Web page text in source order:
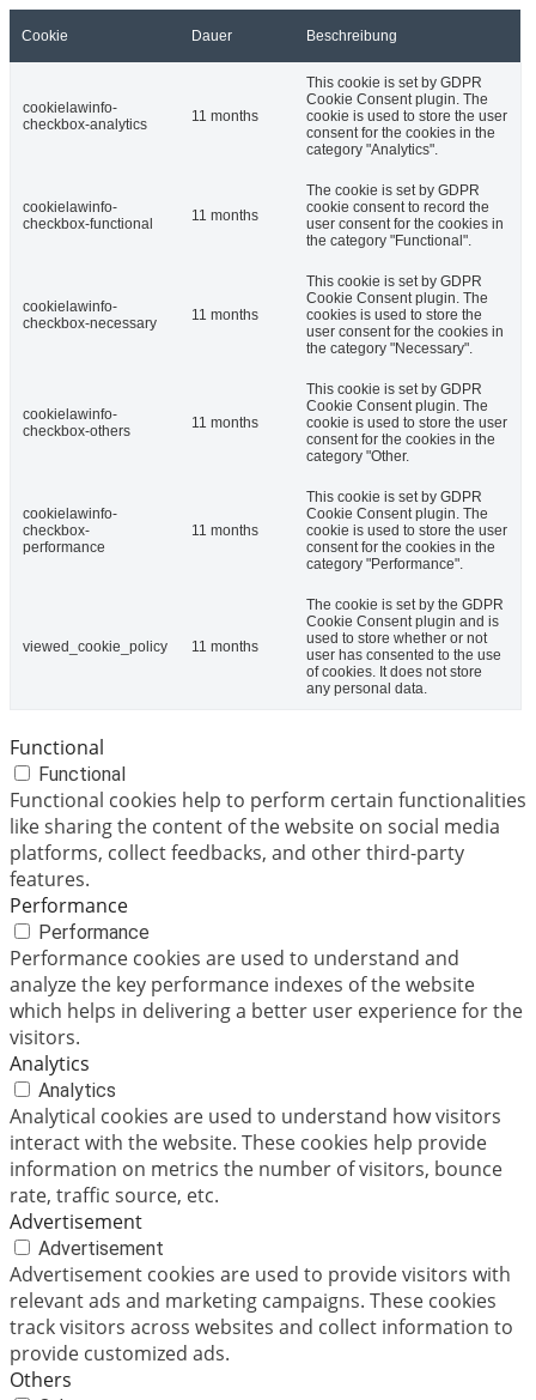
Cookie Dauer Beschreibung
cookielawinfo-
checkbox-analytics
11 months
This cookie is set by GDPR
Cookie Consent plugin. The
cookie is used to store the user
consent for the cookies in the
category "Analytics".
cookielawinfo-
checkbox-functional
11 months
The cookie is set by GDPR
cookie consent to record the
user consent for the cookies in
the category "Functional".
cookielawinfo-
checkbox-necessary
11 months
This cookie is set by GDPR
Cookie Consent plugin. The
cookies is used to store the
user consent for the cookies in
the category "Necessary".
cookielawinfo-
checkbox-others
11 months
This cookie is set by GDPR
Cookie Consent plugin. The
cookie is used to store the user
consent for the cookies in the
category "Other.
cookielawinfo-
checkbox-
performance
11 months
This cookie is set by GDPR
Cookie Consent plugin. The
cookie is used to store the user
consent for the cookies in the
category "Performance".
viewed_cookie_policy 11 months
The cookie is set by the GDPR
Cookie Consent plugin and is
used to store whether or not
user has consented to the use
of cookies. It does not store
any personal data.
Functional
Functional
Functional cookies help to perform certain functionalities
like sharing the content of the website on social media
platforms, collect feedbacks, and other third-party
features.
Performance
Performance
Performance cookies are used to understand and
analyze the key performance indexes of the website
which helps in delivering a better user experience for the
visitors.
Analytics
Analytics
Analytical cookies are used to understand how visitors
interact with the website. These cookies help provide
information on metrics the number of visitors, bounce
rate, traffic source, etc.
Advertisement
Advertisement
Advertisement cookies are used to provide visitors with
relevant ads and marketing campaigns. These cookies
track visitors across websites and collect information to
provide customized ads.
Others